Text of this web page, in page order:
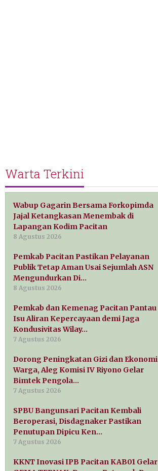
Warta Terkini
Wabup Gagarin Bersama Forkopimda
Jajal Ketangkasan Menembak di
Lapangan Kodim Pacitan
8 Agustus 2026
Pemkab Pacitan Pastikan Pelayanan
Publik Tetap Aman Usai Sejumlah ASN
Mengundurkan Di…
8 Agustus 2026
Pemkab dan Kemenag Pacitan Pantau
Isu Aliran Kepercayaan demi Jaga
Kondusivitas Wilay…
7 Agustus 2026
Dorong Peningkatan Gizi dan Ekonomi
Warga, Aleg Komisi IV Riyono Gelar
Bimtek Pengola…
7 Agustus 2026
SPBU Bangunsari Pacitan Kembali
Beroperasi, Disdagnaker Pastikan
Penutupan Dipicu Ken…
7 Agustus 2026
KKNT Inovasi IPB Pacitan KAB01 Gelar